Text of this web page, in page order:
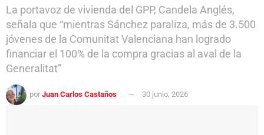
La portavoz de vivienda del GPP, Candela Anglés,
señala que “mientras Sánchez paraliza, más de 3.500
jóvenes de la Comunitat Valenciana han logrado
financiar el 100% de la compra gracias al aval de la
Generalitat”
por Juan Carlos Castaños 30 junio, 2026